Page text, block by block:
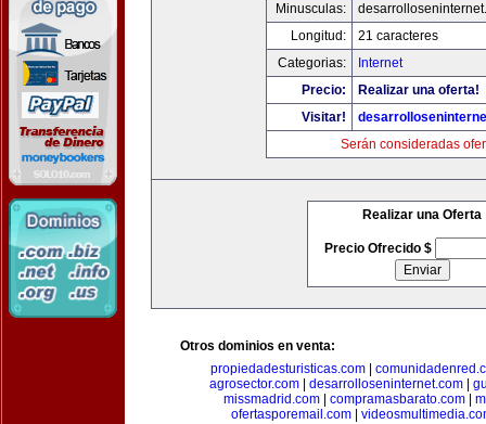
Minusculas:
Longitud:
21 caracteres
Categorias:
Internet
Precio:
Realizar una oferta!
Visitar!
Serán consideradas
Realizar una Oferta
Precio Ofrecido $
Otros dominios en venta:
propiedadesturisticas.com|
agrosector.com
desarrolloseninternet.com
missmadrid.com| compramasbarato.com|
ofertasporemail.com